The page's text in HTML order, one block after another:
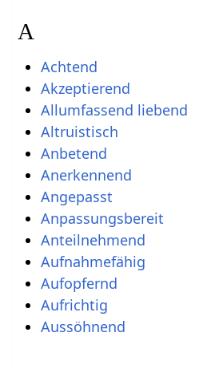
A
Achtend
Akzeptierend
Allumfassend liebend
Altruistisch
Anbetend
Anerkennend
Angepasst
Anpassungsbereit
Anteilnehmend
Aufnahmefähig
Aufopfernd
Aufrichtig
Aussöhnend